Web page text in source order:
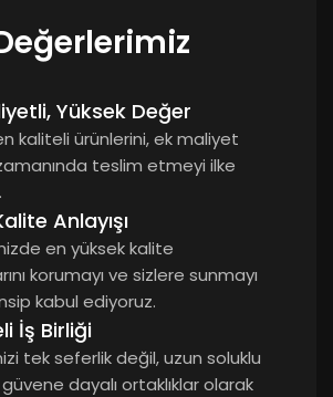
Yüksek Değer
kaliteli ürünlerini, ek maliyet
teslim etmeyi ilke
Anlayışı
en yüksek kalite
korumayı ve sizlere sunmayı
kabul ediyoruz.
İş Birliği
tek seferlik değil, uzun soluklu
güvene dayalı ortaklıklar olarak